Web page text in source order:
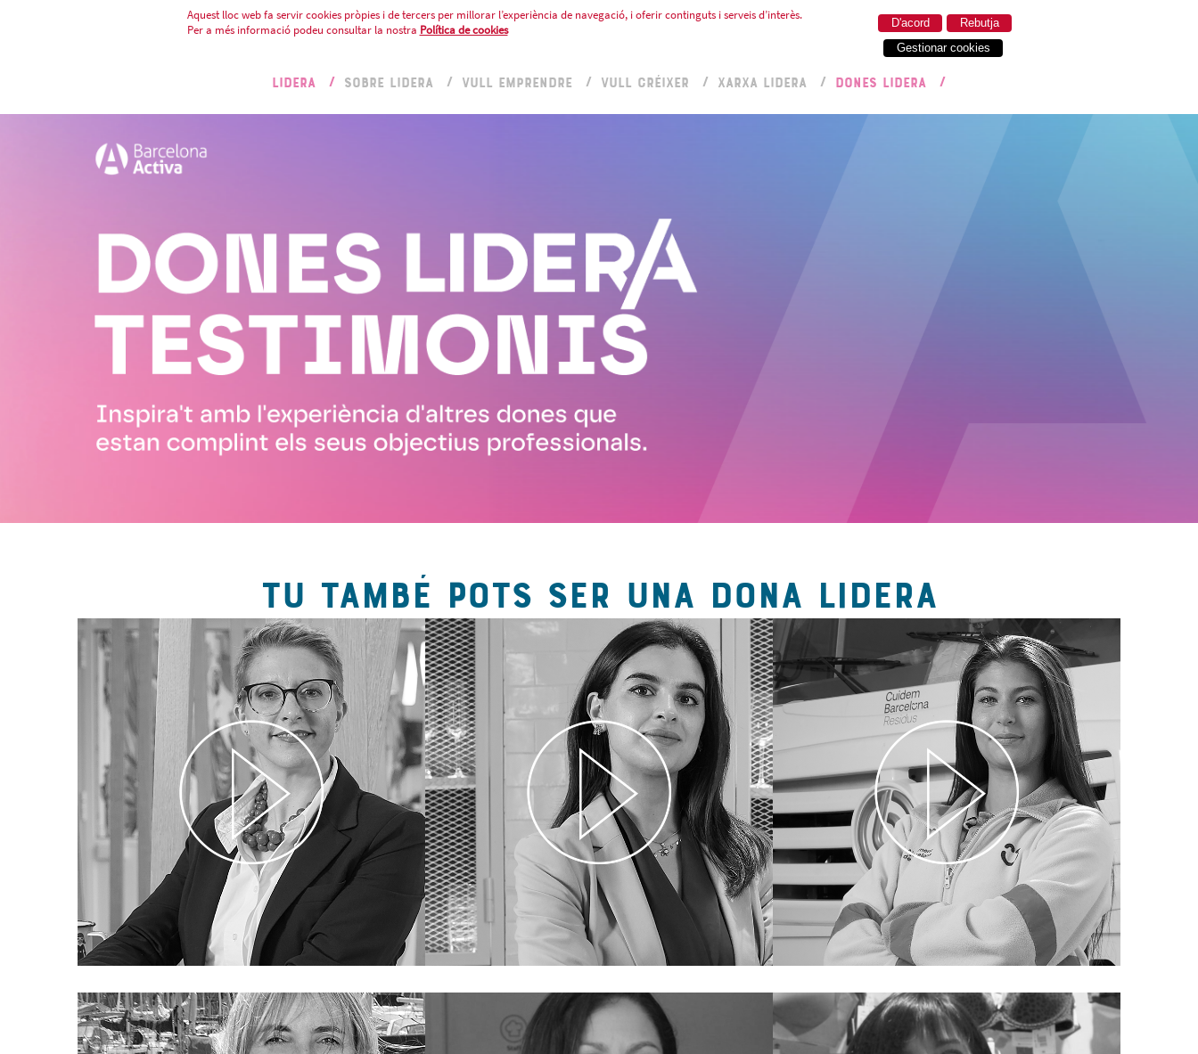
Aquest lloc web fa servir cookies pròpies i de tercers per millorar l’experiència de navegació, i oferir continguts i serveis d’interès.
Per a més informació podeu consultar la nostra Política de cookies Rebutja
D'acord
Gestionar cookies
LIDERA SOBRE LIDERA VULL EMPRENDRE VULL CRÉIXER XARXA LIDERA DONES LIDERA
TU TAMBÉ POTS SER UNA DONA LIDERA